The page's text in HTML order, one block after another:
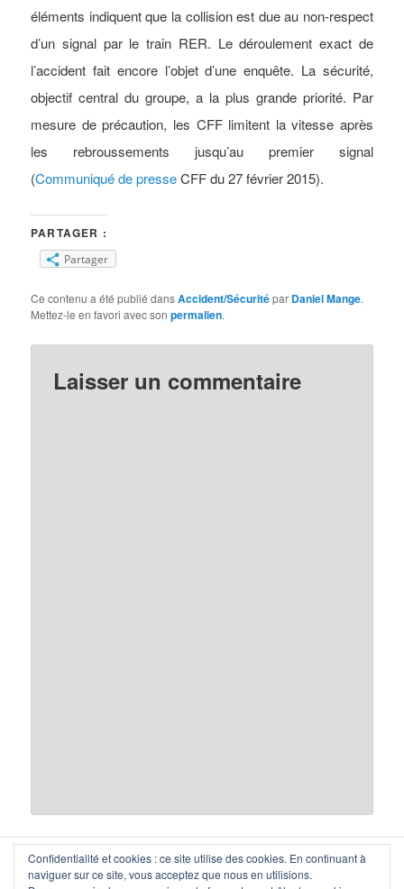
éléments indiquent que la collision est due au non-respect
d’un signal par le train RER. Le déroulement exact de
l’accident fait encore l’objet d’une enquête. La sécurité,
objectif central du groupe, a la plus grande priorité. Par
mesure de précaution, les CFF limitent la vitesse après
les rebroussements jusqu’au premier signal
(Communiqué de presseCFF du 27 février 2015).
PARTAGER :
Partager
Ce contenu a été publié dansAccident/Sécuritépar Daniel Mange.
Mettez-le en favori avec sonpermalien.
Laisser un commentaire
citrap-vaud, 1000 Lausanne — secretariat(at)citrap-vaud.ch
Copyright © communauté d'intérêts pour les transports publics,
Confidentialité et cookies : ce site utilise des cookies. En continuant à
naviguer sur ce site, vous acceptez que nous en utilisions.